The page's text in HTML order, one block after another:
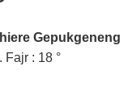
Gepukgeneng
: 18 °